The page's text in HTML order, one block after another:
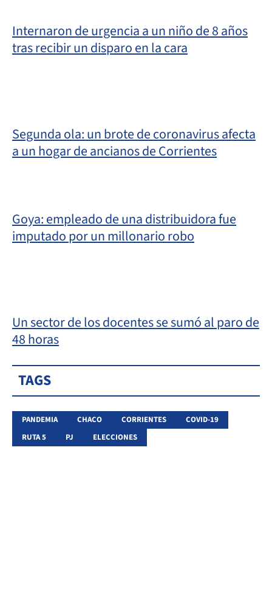
Internaron de urgencia a un niño de 8 años
tras recibir un disparo en la cara
Segunda ola: un brote de coronavirus afecta
a un hogar de ancianos de Corrientes
Goya: empleado de una distribuidora fue
imputado por un millonario robo
Un sector de los docentes se sumó al paro de
48 horas
TAGS
PANDEMIA CHACO CORRIENTES
COVID-19
RUTA 5
PJ ELECCIONES